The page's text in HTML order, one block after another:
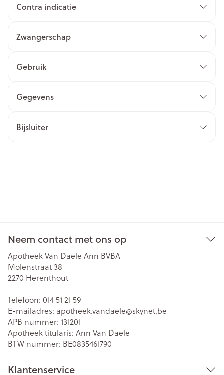
Contra indicatie
Zwangerschap
Gebruik
Gegevens
Bijsluiter
Neem contact met ons op
Apotheek Van Daele Ann BVBA
Molenstraat 38
2270 Herenthout
Telefoon: 014 51 21 59
E-mailadres: apotheek.vandaele@skynet.be
APB nummer: 131201
Apotheek titularis: Ann Van Daele
BTW nummer: BE0835461790
Klantenservice